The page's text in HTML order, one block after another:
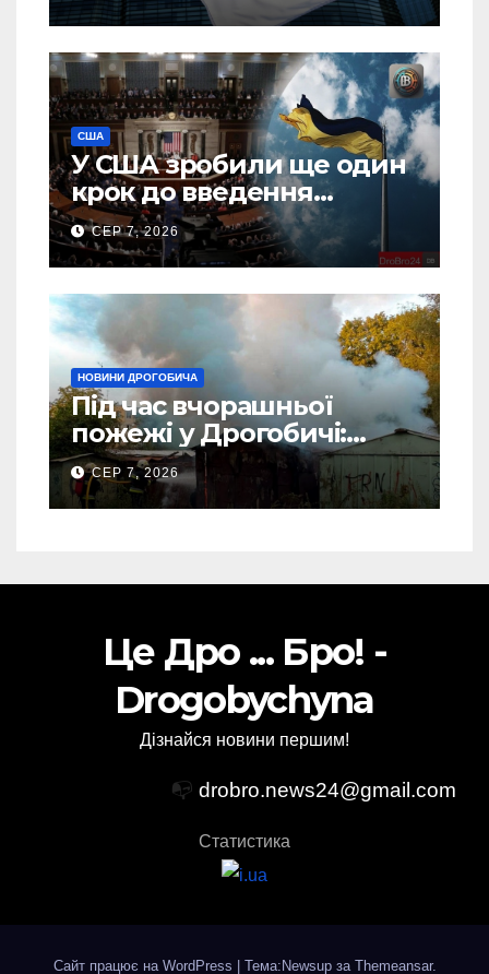
США
У США зробили ще один
крок до введення
“пекельних санкцій”
проти Росії
СЕР 7, 2026
НОВИНИ ДРОГОБИЧА
Під час вчорашньої
пожежі у Дрогобичі:
“врятовано” 4 гаражі
(Відео)
СЕР 7, 2026
Це Дро ... Бро! -
Drogobychyna
Дізнайся новини першим!
📭 drobro.news24@gmail.com
Статистика
Сайт працює на WordPress Тема:Newsup за Themeansar.